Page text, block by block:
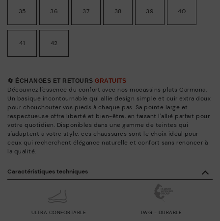
35 36 37 38 39 40
41 42
🔄 ÉCHANGES ET RETOURS GRATUITS
Découvrez l'essence du confort avec nos mocassins plats Carmona.
Un basique incontournable qui allie design simple et cuir extra doux
pour chouchouter vos pieds à chaque pas. Sa pointe large et
respectueuse offre liberté et bien-être, en faisant l'allié parfait pour
votre quotidien. Disponibles dans une gamme de teintes qui
s'adaptent à votre style, ces chaussures sont le choix idéal pour
ceux qui recherchent élégance naturelle et confort sans renoncer à
la qualité.
Caractéristiques techniques
ULTRA CONFORTABLE LWG - DURABLE